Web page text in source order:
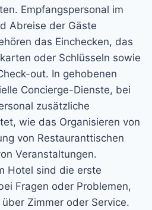
Empfangspersonal im
Abreise der Gäste
das Einchecken, das
oder Schlüsseln sowie
out. In gehobenen
Concierge-Dienste, bei
zusätzliche
wie das Organisieren von
von Restauranttischen
Veranstaltungen.
Hotel sind die erste
Fragen oder Problemen,
Zimmer oder Service.